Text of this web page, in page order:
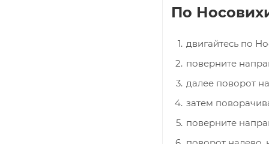
По
двигайтесь по
поверните
далее поворот
затем
поверните